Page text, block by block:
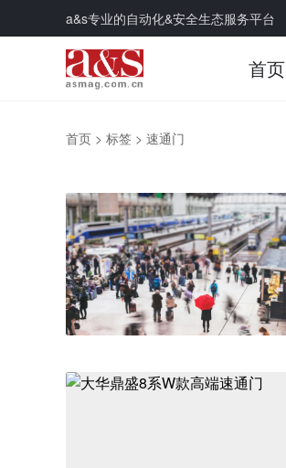
a&s专业的自动化&安全生态服务平台
首页
首页 > 标签 > 速通门